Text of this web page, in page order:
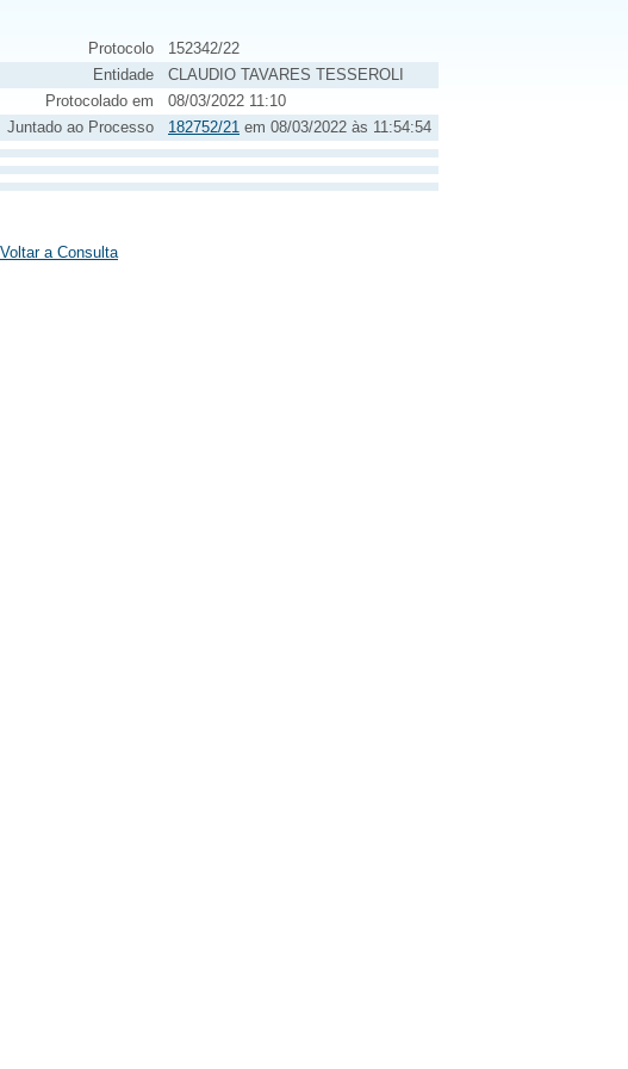
Protocolo
152342/22
Entidade
CLAUDIO TAVARES TESSEROLI
Protocolado em
08/03/2022 11:10
Juntado ao Processo
182752/21 em 08/03/2022 às 11:54:54
Voltar a Consulta